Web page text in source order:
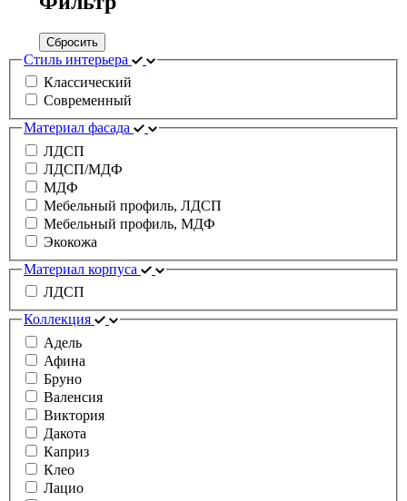
Сбросить
Стиль интерьера
Классический
Современный
Материал фасада
ЛДСП
ЛДСП/МДФ
МДФ
Мебельный профиль, ЛДСП
Мебельный профиль, МДФ
Экокожа
Материал корпуса
ЛДСП
Коллекция
Адель
Афина
Бруно
Валенсия
Виктория
Дакота
Каприз
Клео
Лацио